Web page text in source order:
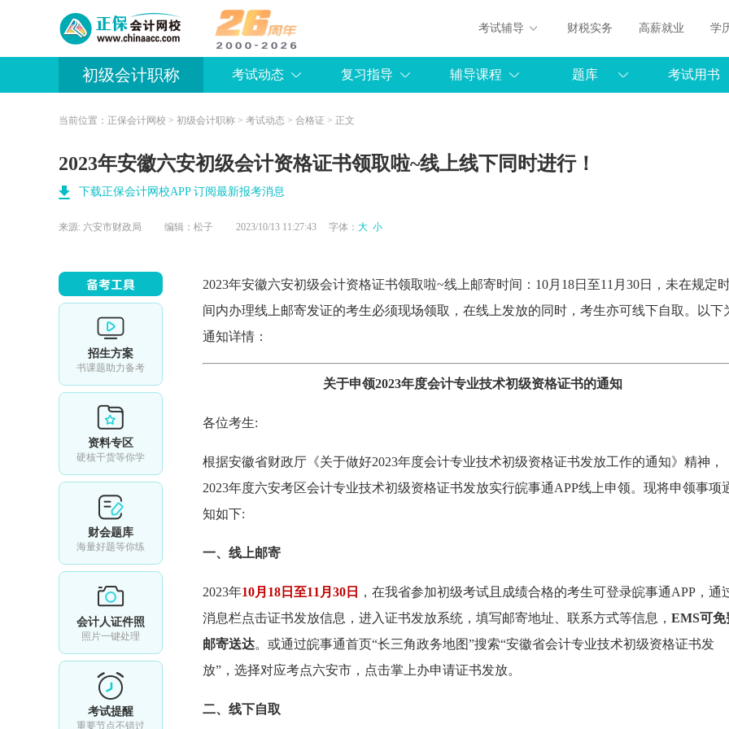
考试辅导 财税实务 高薪就业 学
初级会计职称 考试动态 复习指导 辅导课程 题库 考试用书
当前位置： 正保会计网校 > 初级会计职称 > 考试动态 > 合格证 > 正文
2023年安徽六安初级会计资格证书领取啦~线上线下同时进行！
下载正保会计网校APP 订阅最新报考消息
来源: 六安市财政局 编辑：松子 2023/10/13 11:27:43 字体： 大 小
招生方案
书课题助力备考
资料专区
硬核干货等你学
财会题库
海量好题等你练
会计人证件照
照片一键处理
考试提醒
重要节点不错过
2023年安徽六安初级会计资格证书领取啦~线上邮寄时间：10月18日至11月30日，未在规定
间内办理线上邮寄发证的考生必须现场领取，在线上发放的同时，考生亦可线下自取。以下
通知详情：
关于申领2023年度会计专业技术初级资格证书的通知
各位考生:
根据安徽省财政厅《关于做好2023年度会计专业技术初级资格证书发放工作的通知》精神，
2023年度六安考区会计专业技术初级资格证书发放实行皖事通APP线上申领。现将申领事项
知如下:
一、线上邮寄
2023年10月18日至11月30日
，在我省参加初级考试且成绩合格的考生可登录皖事通APP，通
消息栏点击证书发放信息，进入证书发放系统，填写邮寄地址、联系方式等信息， EMS可免
邮寄送达。或通过皖事通首页“长三角政务地图”搜索“安徽省会计专业技术初级资格证书发
放”，选择对应考点六安市，点击掌上办申请证书发放。
二、线下自取